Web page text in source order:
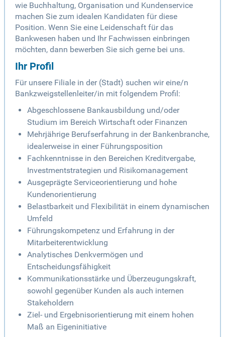
wie Buchhaltung, Organisation und Kundenservice
machen Sie zum idealen Kandidaten für diese
Position. Wenn Sie eine Leidenschaft für das
Bankwesen haben und Ihr Fachwissen einbringen
möchten, dann bewerben Sie sich gerne bei uns.
Ihr Profil
Für unsere Filiale in der (Stadt) suchen wir eine/n
Bankzweigstellenleiter/in mit folgendem Profil:
Abgeschlossene Bankausbildung und/oder
Studium im Bereich Wirtschaft oder Finanzen
Mehrjährige Berufserfahrung in der Bankenbranche,
idealerweise in einer Führungsposition
Fachkenntnisse in den Bereichen Kreditvergabe,
Investmentstrategien und Risikomanagement
Ausgeprägte Serviceorientierung und hohe
Kundenorientierung
Belastbarkeit und Flexibilität in einem dynamischen
Umfeld
Führungskompetenz und Erfahrung in der
Mitarbeiterentwicklung
Analytisches Denkvermögen und
Entscheidungsfähigkeit
Kommunikationsstärke und Überzeugungskraft,
sowohl gegenüber Kunden als auch internen
Stakeholdern
Ziel- und Ergebnisorientierung mit einem hohen
Maß an Eigeninitiative